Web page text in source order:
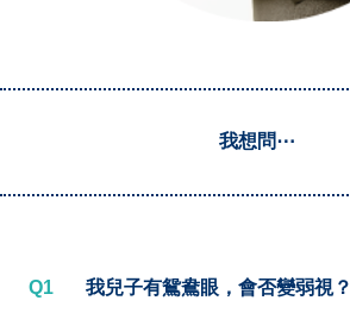
我想問⋯
Q1 我兒子有鴛鴦眼，會否變弱視？